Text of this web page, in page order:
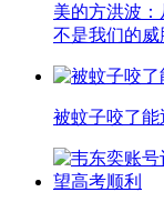
美的方洪波
不是我们的威
被蚊子咬了